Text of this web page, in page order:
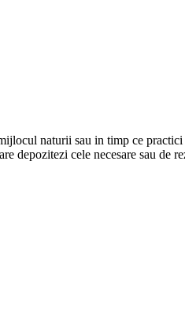
naturii sau in timp ce
depozitezi cele necesare sau